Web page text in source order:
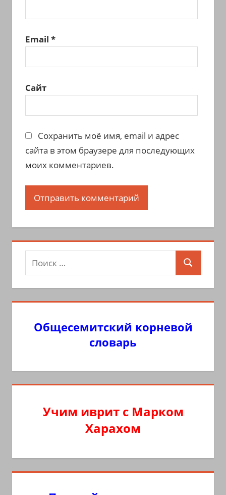
Email *
Сайт
Сохранить моё имя, email и адрес
сайта в этом браузере для последующих
моих комментариев.
Поиск
для:
Поиск
Общесемитский корневой
словарь
Учим иврит с Марком
Харахом